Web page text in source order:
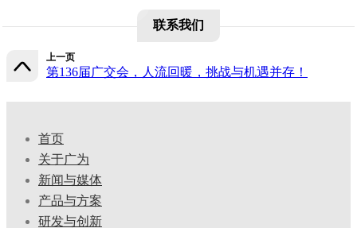
联系我们
上一页
第136届广交会，人流回暖，挑战与机遇并存！
首页
关于广为
新闻与媒体
产品与方案
研发与创新